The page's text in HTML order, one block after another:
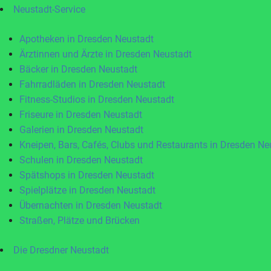
Neustadt-Service
Apotheken in Dresden Neustadt
Ärztinnen und Ärzte in Dresden Neustadt
Bäcker in Dresden Neustadt
Fahrradläden in Dresden Neustadt
Fitness-Studios in Dresden Neustadt
Friseure in Dresden Neustadt
Galerien in Dresden Neustadt
Kneipen, Bars, Cafés, Clubs und Restaurants in Dresden
Schulen in Dresden Neustadt
Spätshops in Dresden Neustadt
Spielplätze in Dresden Neustadt
Übernachten in Dresden Neustadt
Straßen, Plätze und Brücken
Die Dresdner Neustadt